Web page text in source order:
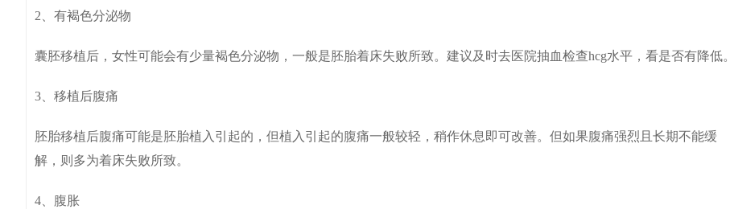
2、有褐色分泌物
囊胚移植后，女性可能会有少量褐色分泌物，一般是胚胎着床失败所致。建议及时去医院抽血检查hcg水平，看是否有降低。
3、移植后腹痛
胚胎移植后腹痛可能是胚胎植入引起的，但植入引起的腹痛一般较轻，稍作休息即可改善。但如果腹痛强烈且长期不能缓
解，则多为着床失败所致。
4、腹胀